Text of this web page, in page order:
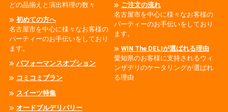
どの品揃えと演出料理の数々
初めての方へ
名古屋市を中心に様々なお客様の
パーティーのお手伝いをしており
ます。
パフォーマンスオプション
コミコミプラン
スイーツ特集
オードブルデリバリー
ご注文の流れ
名古屋市を中心に様々なお客様の
パーティーのお手伝いをしており
ます。
WIN The DELIが選ばれる理由
愛知県のお客様に支持されるウィ
ンザデリのケータリングが選ばれ
る理由